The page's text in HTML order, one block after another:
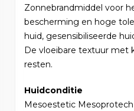
Zonnebrandmiddel voor
bescherming en hoge
huid, gesensibiliseerde
De vloeibare textuur met
resten.
Huidconditie
Mesoestetic